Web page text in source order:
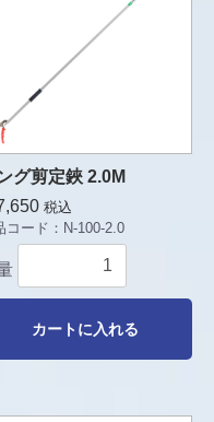
グ剪定鋏 2.0M
税込
コード： N-100-2.0
カートに入れる